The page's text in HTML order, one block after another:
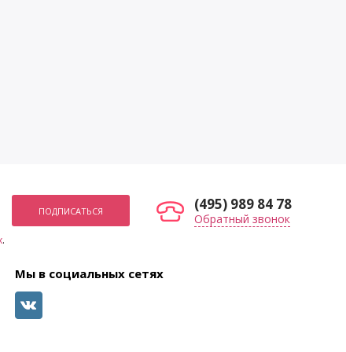
.
(495) 989 84 78
Обратный звонок
Мы в социальных сетях